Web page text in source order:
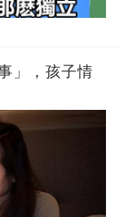
」，孩子情